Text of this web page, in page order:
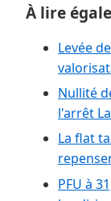
À lire
Levée
Nullité
l'arrêt
La flat
PFU à